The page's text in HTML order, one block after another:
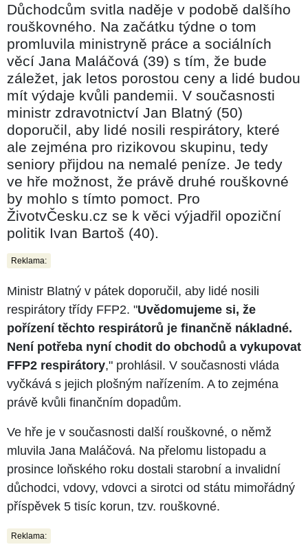
Důchodcům svitla naděje v podobě dalšího
rouškovného. Na začátku týdne o tom
promluvila ministryně práce a sociálních
věcí Jana Maláčová (39) s tím, že bude
záležet, jak letos porostou ceny a lidé budou
mít výdaje kvůli pandemii. V současnosti
ministr zdravotnictví Jan Blatný (50)
doporučil, aby lidé nosili respirátory, které
ale zejména pro rizikovou skupinu, tedy
seniory přijdou na nemalé peníze. Je tedy
ve hře možnost, že právě druhé rouškovné
by mohlo s tímto pomoct. Pro
ŽivotvČesku.cz se k věci výjadřil opoziční
politik Ivan Bartoš (40).
Reklama:
Ministr Blatný v pátek doporučil, aby lidé nosili
respirátory třídy FFP2. "Uvědomujeme si, že
pořízení těchto respirátorů je finančně nákladné.
Není potřeba nyní chodit do obchodů a vykupovat
FFP2 respirátory," prohlásil. V současnosti vláda
vyčkává s jejich plošným nařízením. A to zejména
právě kvůli finančním dopadům.
Ve hře je v současnosti další rouškovné, o němž
mluvila Jana Maláčová. Na přelomu listopadu a
prosince loňského roku dostali starobní a invalidní
důchodci, vdovy, vdovci a sirotci od státu mimořádný
příspěvek 5 tisíc korun, tzv. rouškovné.
Reklama: